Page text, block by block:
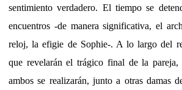
sentimiento verdadero. El tiempo se
encuentros -de manera significativa, el
reloj, la efigie de Sophie-. A lo largo del
que revelarán el trágico final de la pareja,
ambos se realizarán, junto a otras damas